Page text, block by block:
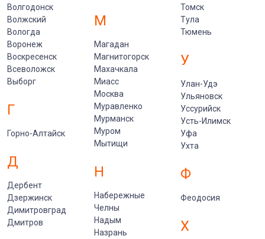
Волгодонск
Волжский
Вологда
Воронеж
Воскресенск
Всеволожск
Выборг
Г
Горно-Алтайск
Д
Дербент
Дзержинск
Димитровград
Дмитров
М
Магадан
Магнитогорск
Махачкала
Миасс
Москва
Муравленко
Мурманск
Муром
Мытищи
Н
Набережные
Челны
Надым
Назрань
Томск
Тула
Тюмень
У
Улан-Удэ
Ульяновск
Уссурийск
Усть-Илимск
Уфа
Ухта
Ф
Феодосия
Х